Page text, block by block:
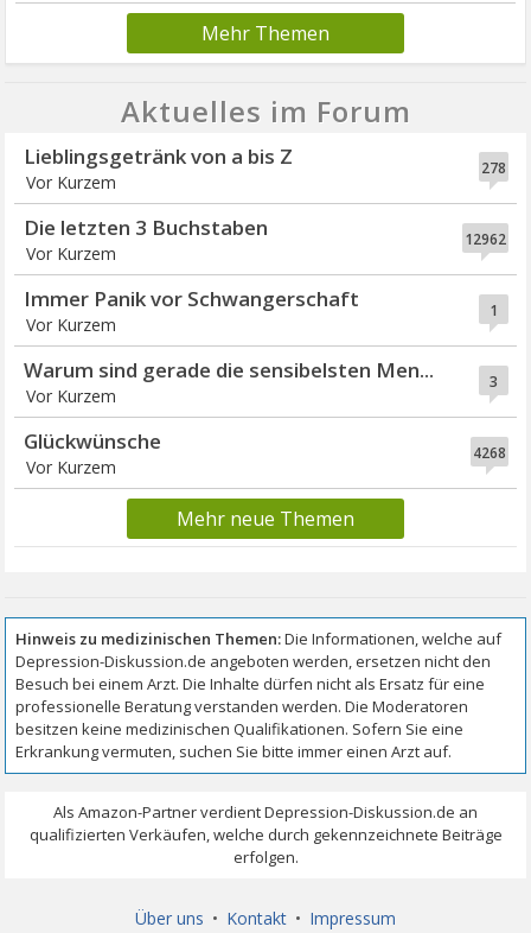
Mehr Themen
Aktuelles im Forum
278
Lieblingsgetränk von a bis Z
Vor Kurzem
12962
Die letzten 3 Buchstaben
Vor Kurzem
1
Immer Panik vor Schwangerschaft
Vor Kurzem
3
Warum sind gerade die sensibelsten Men...
Vor Kurzem
4268
Glückwünsche
Vor Kurzem
Mehr neue Themen
Über uns • Kontakt • Impressum